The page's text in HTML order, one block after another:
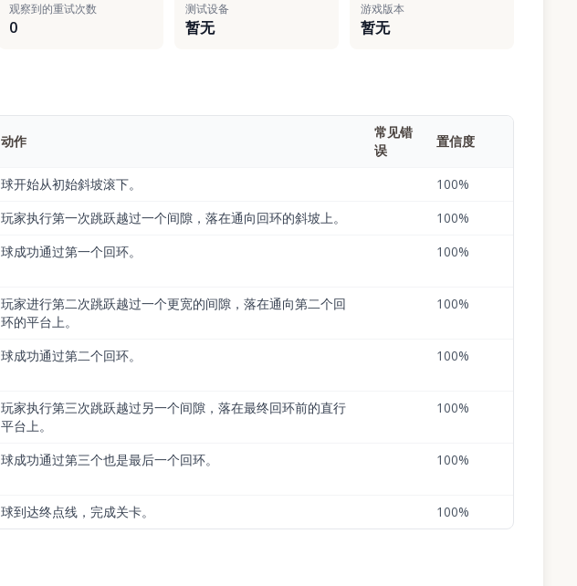
观察到的重试次数
0
测试设备
暂无
游戏版本
暂无
动作
常见错
误
置信度
球开始从初始斜坡滚下。 100%
玩家执行第一次跳跃越过一个间隙，落在通向回环的斜坡上。 100%
球成功通过第一个回环。 100%
玩家进行第二次跳跃越过一个更宽的间隙，落在通向第二个回
环的平台上。
100%
球成功通过第二个回环。 100%
玩家执行第三次跳跃越过另一个间隙，落在最终回环前的直行
平台上。
100%
球成功通过第三个也是最后一个回环。 100%
球到达终点线，完成关卡。 100%